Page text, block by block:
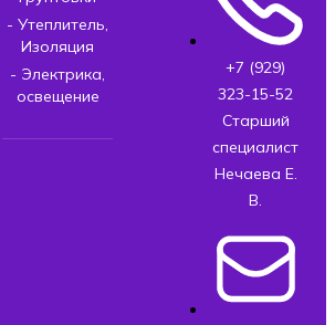
- Утеплитель,
Изоляция
- Электрика,
освещение
+7 (929)
323-15-52
Старший
специалист
Нечаева Е.
В.